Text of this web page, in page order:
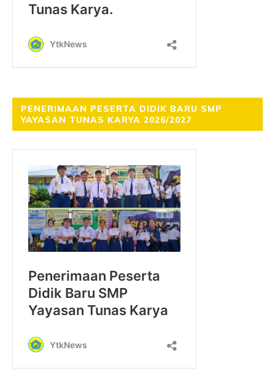
PENERIMAAN PESERTA DIDIK BARU SMP
YAYASAN TUNAS KARYA 2026/2027